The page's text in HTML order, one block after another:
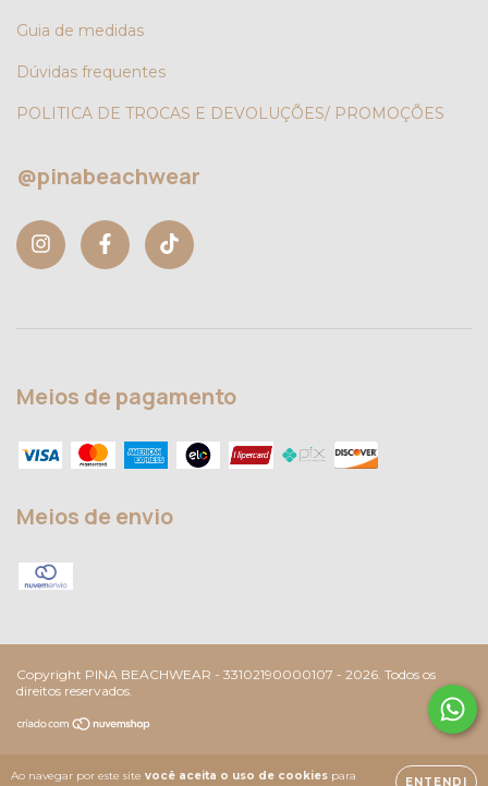
Ao navegar por este site você aceita o uso de cookies para
ENTENDI
Guia de medidas
Dúvidas frequentes
POLITICA DE TROCAS E DEVOLUÇÕES/ PROMOÇÕES
@pinabeachwear
Meios de pagamento
Meios de envio
Copyright PINA BEACHWEAR - 33102190000107 - 2026. Todos os
direitos reservados.